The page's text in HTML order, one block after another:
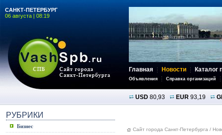
САНКТ-ПЕТЕРБУРГ
06 августа | 08:19
Главная Новости Каталог
Объявления Справка организаций
USD 80,93 EUR 93,19
РУБРИКИ
Бизнес
Сайт города Санкт-Петербурга /